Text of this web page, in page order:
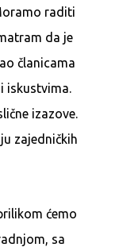
raditi
da je
članicama
iskustvima.
izazove.
zajedničkih
ćemo
sa